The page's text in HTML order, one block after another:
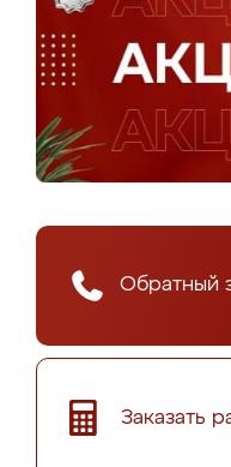
Обратный
Заказать